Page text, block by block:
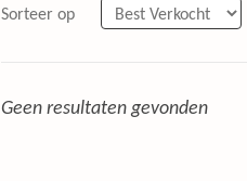
Sorteer op
Geen resultaten gevonden